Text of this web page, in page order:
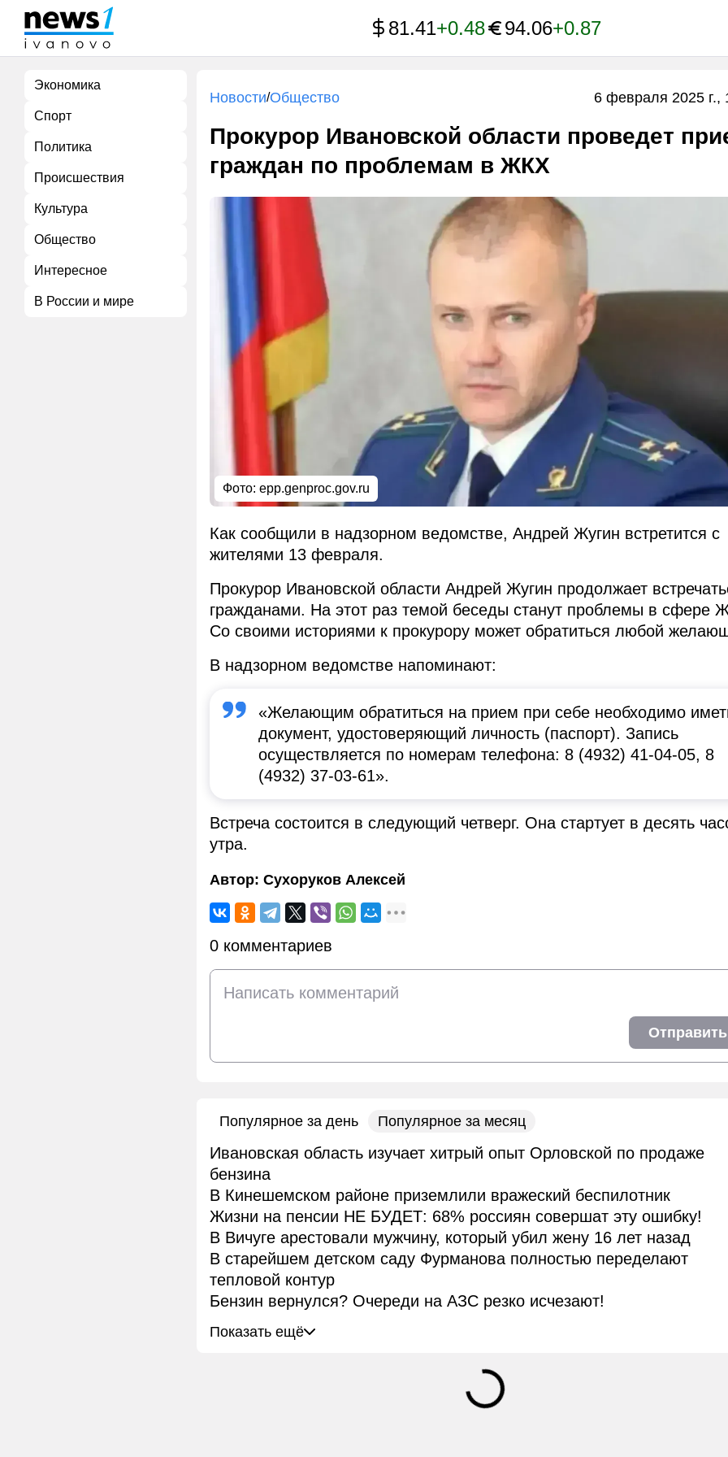
81.41+0.48 94.06+0.87
Экономика
Спорт
Политика
Происшествия
Культура
Общество
Интересное
В России и мире
Новости/Общество 6 февраля 2025 г.,
Прокурор Ивановской области проведет
граждан по проблемам в ЖКХ
Фото: epp.genproc.gov.ru
Как сообщили в надзорном ведомстве, Андрей Жугин встретится с
жителями 13 февраля.
Прокурор Ивановской области Андрей Жугин продолжает
гражданами. На этот раз темой беседы станут проблемы в сфере
Со своими историями к прокурору может обратиться любой
В надзорном ведомстве напоминают:
«Желающим обратиться на прием при себе необходимо
документ, удостоверяющий личность (паспорт). Запись
осуществляется по номерам телефона: 8 (4932) 41-04-05, 8
(4932) 37-03-61».
Встреча состоится в следующий четверг. Она стартует в десять
утра.
Автор: Сухоруков Алексей
0 комментариев
Отправить
Популярное за день Популярное за месяц
Ивановская область изучает хитрый опыт Орловской по продаже
бензина
В Кинешемском районе приземлили вражеский беспилотник
Жизни на пенсии НЕ БУДЕТ: 68% россиян совершат эту ошибку!
В Вичуге арестовали мужчину, который убил жену 16 лет назад
В старейшем детском саду Фурманова полностью переделают
тепловой контур
Бензин вернулся? Очереди на АЗС резко исчезают!
Показать ещё